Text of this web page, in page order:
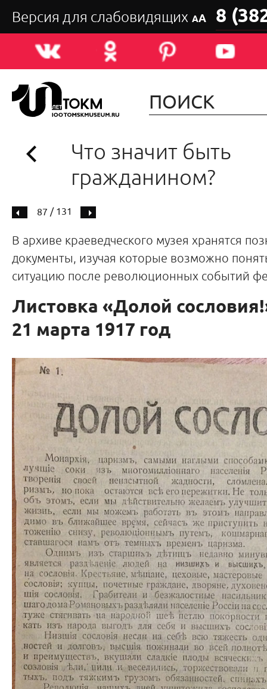
Версия для слабовидящих АА 8
Что значит быть
гражданином?
87 / 131
В архиве краеведческого музея хранятся
документы, изучая которые возможно
ситуацию после революционных событий
Листовка «Долой
21 марта 1917 год